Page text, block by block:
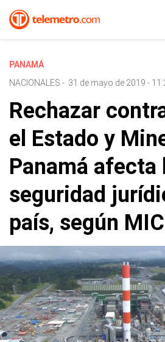
PANAMÁ
NACIONALES - 31 de mayo de 2019 -
Rechazar
el Estado y
Panamá afecta
seguridad
país, según